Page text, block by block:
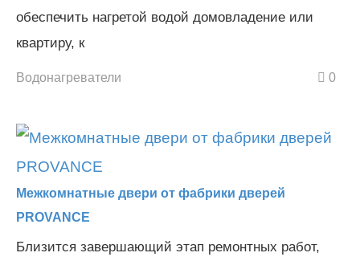
обеспечить нагретой водой домовладение или
квартиру, к
Водонагреватели 0
Межкомнатные двери от фабрики дверей
PROVANCE
Близится завершающий этап ремонтных работ,